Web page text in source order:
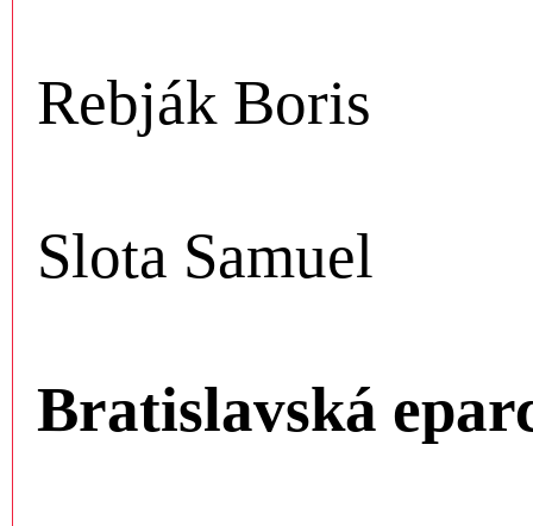
Rebják Boris
Slota Samuel
Bratislavská